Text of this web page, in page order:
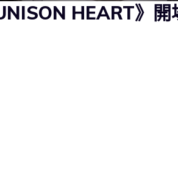
HEART》開